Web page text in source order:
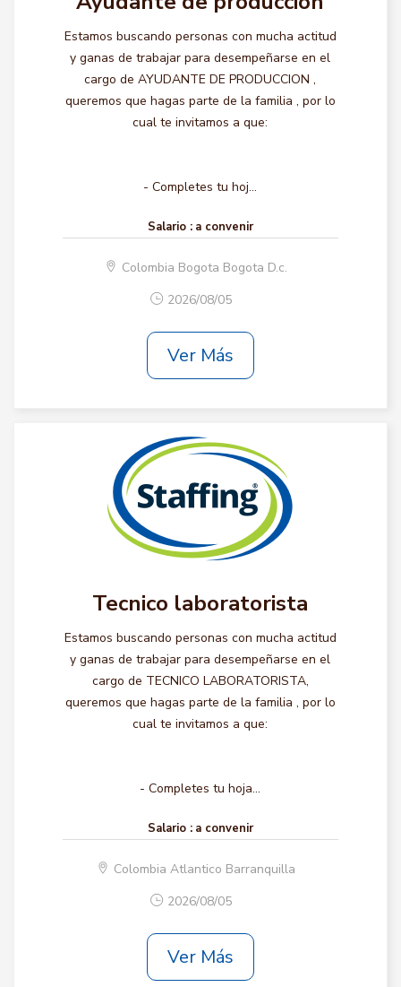
Estamos buscando personas con mucha actitud
y ganas de trabajar para desempeñarse en el
cargo de AYUDANTE DE PRODUCCION ,
queremos que hagas parte de la familia , por lo
cual te invitamos a que:
- Completes tu hoj...
Salario : a convenir
Colombia Bogota Bogota D.c.
2026/08/05
Ver Más
Tecnico laboratorista
Estamos buscando personas con mucha actitud
y ganas de trabajar para desempeñarse en el
cargo de TECNICO LABORATORISTA,
queremos que hagas parte de la familia , por lo
cual te invitamos a que:
- Completes tu hoja...
Salario : a convenir
Colombia Atlantico Barranquilla
2026/08/05
Ver Más